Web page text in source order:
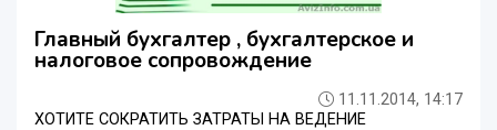
Главный бухгалтер , бухгалтерское и
налоговое сопровождение
11.11.2014, 14:17
ХОТИТЕ СОКРАТИТЬ ЗАТРАТЫ НА ВЕДЕНИЕ